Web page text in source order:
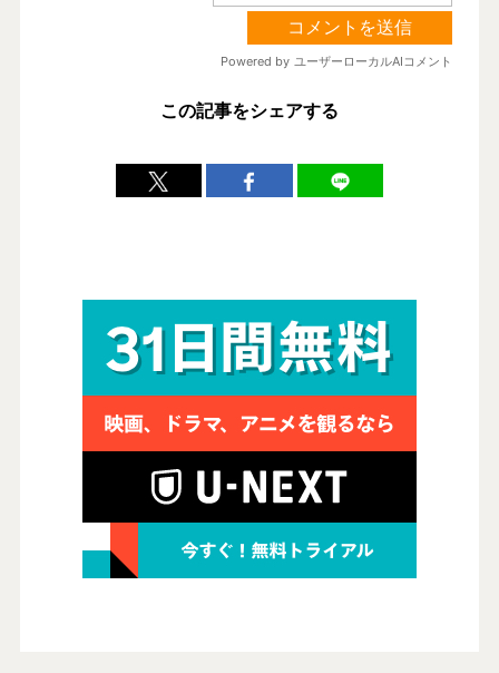
この記事をシェアする